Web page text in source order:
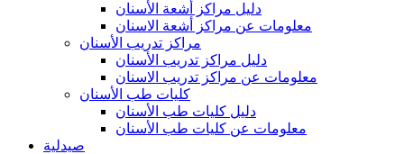
دليل مراكز أشعة الأسنان
معلومات عن مراكز أشعة الاسنان
مراكز تدريب الأسنان
دليل مراكز تدريب الأسنان
معلومات عن مراكز تدريب الاسنان
كليات طب الأسنان
دليل كليات طب الأسنان
معلومات عن كليات طب الأسنان
صيدلية